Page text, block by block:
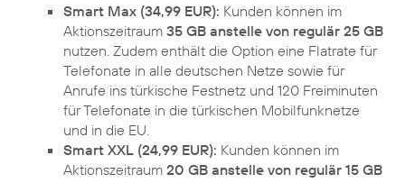
Smart Max (34,99 EUR): Kunden können im
Aktionszeitraum 35 GB anstelle von regulär 25 GB
nutzen. Zudem enthält die Option eine Flatrate für
Telefonate in alle deutschen Netze sowie für
Anrufe ins türkische Festnetz und 120 Freiminuten
für Telefonate in die türkischen Mobilfunknetze
und in die EU.
Smart XXL (24,99 EUR): Kunden können im
Aktionszeitraum 20 GB anstelle von regulär 15 GB